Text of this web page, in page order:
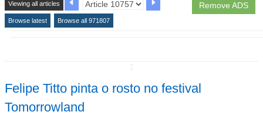
Remove ADS
Viewing all articles
Browse latest Browse all 971807
Felipe Titto pinta o rosto no festival
Tomorrowland